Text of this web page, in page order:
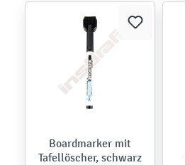
Boardmarker mit
Tafellöscher, schwarz